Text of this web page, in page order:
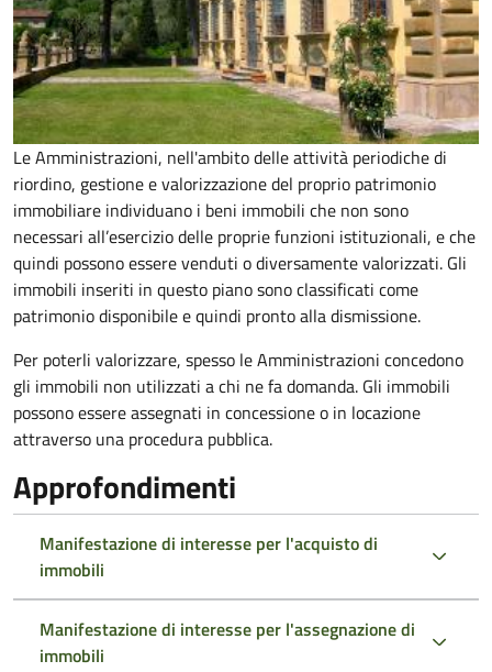
Le Amministrazioni, nell'ambito delle attività periodiche di
riordino, gestione e valorizzazione del proprio patrimonio
immobiliare individuano i beni immobili che non sono
necessari all’esercizio delle proprie funzioni istituzionali, e che
quindi possono essere venduti o diversamente valorizzati. Gli
immobili inseriti in questo piano sono classificati come
patrimonio disponibile e quindi pronto alla dismissione.
Per poterli valorizzare, spesso le Amministrazioni concedono
gli immobili non utilizzati a chi ne fa domanda. Gli immobili
possono essere assegnati in concessione o in locazione
attraverso una procedura pubblica.
Approfondimenti
Manifestazione di interesse per l'acquisto di
immobili
Manifestazione di interesse per l'assegnazione di
immobili